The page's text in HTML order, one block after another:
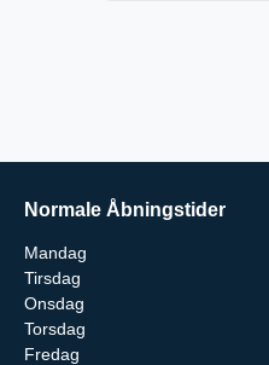
Normale Åbningstider
Mandag
Tirsdag
Onsdag
Torsdag
Fredag